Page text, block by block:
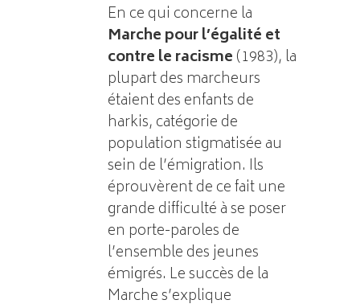
En ce qui concerne la
Marche pour l’égalité et
contre le racisme(1983), la
plupart des marcheurs
étaient des enfants de
harkis, catégorie de
population stigmatisée au
sein de l’émigration. Ils
éprouvèrent de ce fait une
grande difficulté à se poser
en porte-paroles de
l’ensemble des jeunes
émigrés. Le succès de la
Marche s’explique